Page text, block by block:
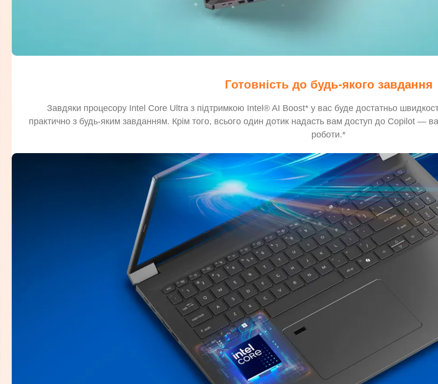
Готовність до будь-якого завдання
Завдяки процесору Intel Core Ultra з підтримкою Intel® AI Boost* у вас буде достатньо
практично з будь-яким завданням. Крім того, всього один дотик надасть вам доступ до Copilot —
роботи.*